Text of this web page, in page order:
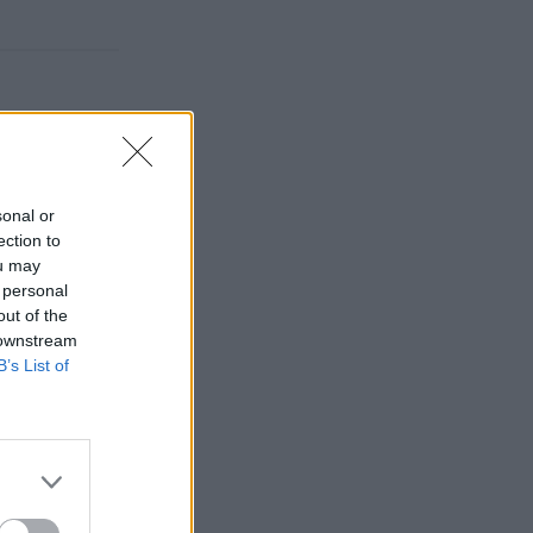
or
to
may
of the
List of